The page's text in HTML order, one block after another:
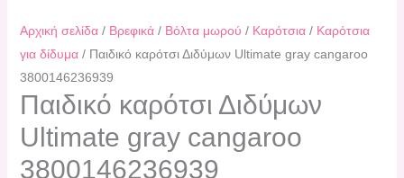
Αρχική σελίδα/ Βρεφικά/ Βόλτα μωρού / Καρότσια/ Καρότσια
για δίδυμα/ Παιδικό καρότσι Διδύμων Ultimate gray cangaroo
3800146236939
Παιδικό καρότσι Διδύμων
Ultimate gray cangaroo
3800146236939